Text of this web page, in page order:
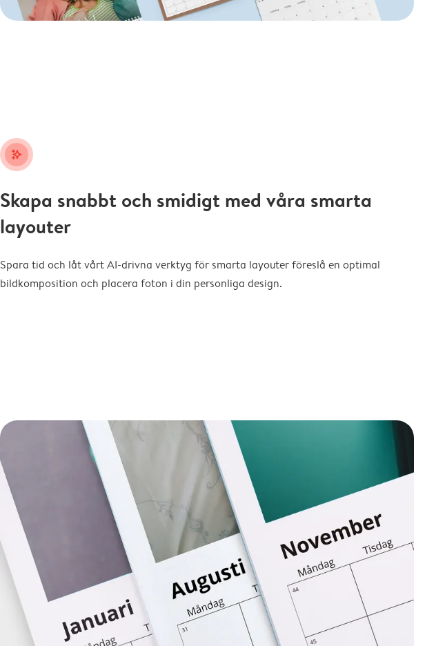
stars_plus
Skapa snabbt och smidigt med våra smarta
layouter
Spara tid och låt vårt AI-drivna verktyg för smarta layouter föreslå en optimal
bildkomposition och placera foton i din personliga design.